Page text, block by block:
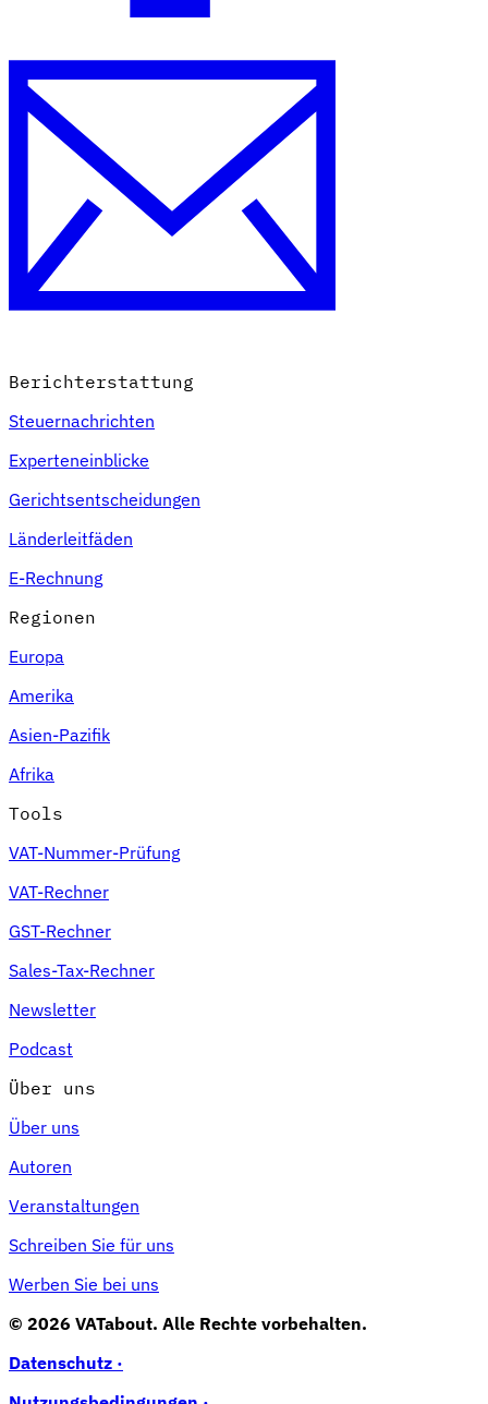
Berichterstattung
Steuernachrichten
Experteneinblicke
Gerichtsentscheidungen
Länderleitfäden
E-Rechnung
Regionen
Europa
Amerika
Asien-Pazifik
Afrika
Tools
VAT-Nummer-Prüfung
VAT-Rechner
GST-Rechner
Sales-Tax-Rechner
Newsletter
Podcast
Über uns
Über uns
Autoren
Veranstaltungen
Schreiben Sie für uns
Werben Sie bei uns
© 2026 VATabout. Alle Rechte vorbehalten.
Datenschutz ·